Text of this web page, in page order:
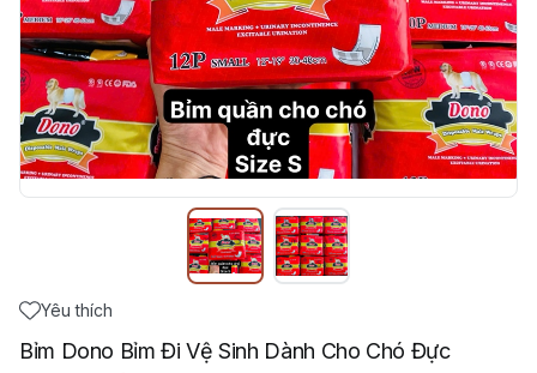
Yêu thích
Bỉm Dono Bỉm Đi Vệ Sinh Dành Cho Chó Đực